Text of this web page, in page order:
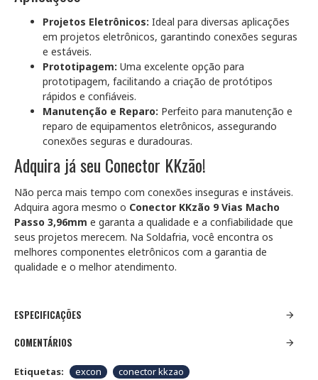
Projetos Eletrônicos: Ideal para diversas aplicações
em projetos eletrônicos, garantindo conexões seguras
e estáveis.
Prototipagem: Uma excelente opção para
prototipagem, facilitando a criação de protótipos
rápidos e confiáveis.
Manutenção e Reparo: Perfeito para manutenção e
reparo de equipamentos eletrônicos, assegurando
conexões seguras e duradouras.
Adquira já seu Conector KKzão!
Não perca mais tempo com conexões inseguras e instáveis.
Adquira agora mesmo o Conector KKzão 9 Vias Macho
Passo 3,96mm e garanta a qualidade e a confiabilidade que
seus projetos merecem. Na Soldafria, você encontra os
melhores componentes eletrônicos com a garantia de
qualidade e o melhor atendimento.
ESPECIFICAÇÕES
COMENTÁRIOS
Etiquetas: excon conector kkzao